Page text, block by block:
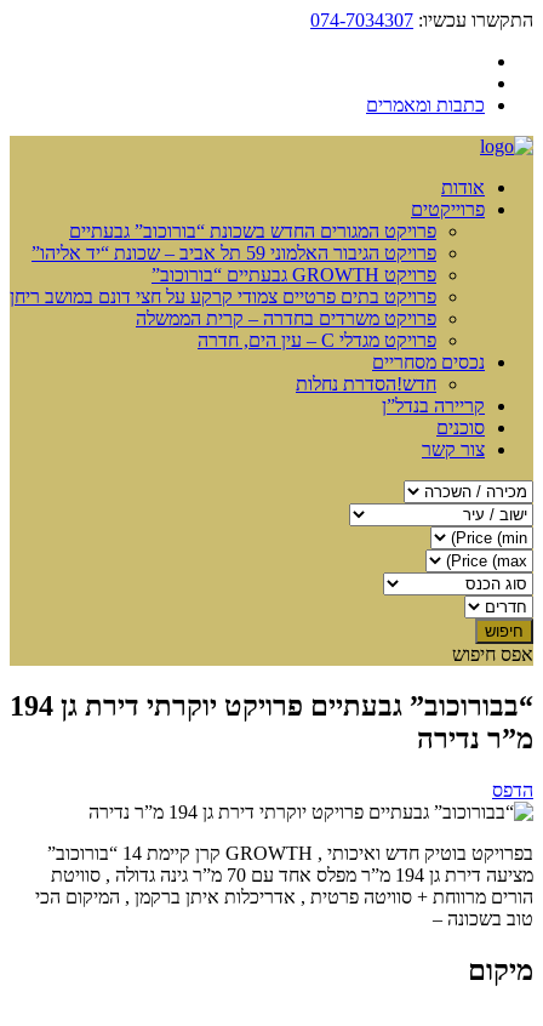
התקשרו עכשיו: 074-7034307
כתבות ומאמרים
אודות
פרוייקטים
פרויקט המגורים החדש בשכונת “בורוכוב” גבעתיים
פרויקט הגיבור האלמוני 59 תל אביב – שכונת “יד אליהו”
פרויקט GROWTH גבעתיים “בורוכוב”
פרויקט בתים פרטיים צמודי קרקע על חצי דונם במושב ריחן
פרויקט משרדים בחדרה – קרית הממשלה
פרויקט מגדלי C – עין הים, חדרה
נכסים מסחריים
חדש!הסדרת נחלות
קריירה בנדל”ן
סוכנים
צור קשר
אפס חיפוש
“בבורוכוב” גבעתיים פרויקט יוקרתי דירת גן 194
מ”ר נדירה
הדפס
בפרויקט בוטיק חדש ואיכותי , GROWTH קרן קיימת 14 “בורוכוב”
מציעה דירת גן 194 מ”ר מפלס אחד עם 70 מ”ר גינה גדולה , סוויטת
הורים מרווחת + סוויטה פרטית , אדריכלות איתן ברקמן , המיקום הכי
טוב בשכונה –
מיקום